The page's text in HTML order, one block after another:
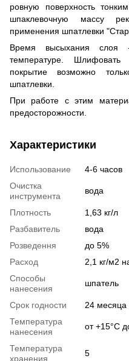
ровную поверхность
шпаклевочную массу
применения шпатлевки
Время высыхания слоя
температуре. Шлифовать
покрытие возможно
шпатлевки.
При работе с этим
предосторожности.
Характеристики
Использование
4-6 часов
Очистка
инструмента
вода
Плотность
1,63 кг/л
Разбавитель
вода
Розведення
до 5%
Расход
2,1 кг/м2
Способы
нанесения
шпатель
Срок годности
24 месяца
Температура
нанесения
от +15°С
Температура
хранения
5